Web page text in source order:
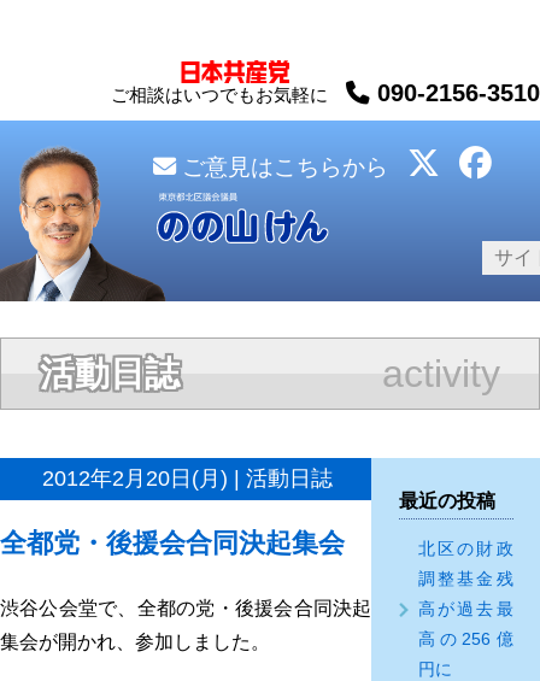
ご相談はいつでもお気軽に 090-2156-3510
ご意見はこちらから
活動日誌 activity
2012年2月20日(月) | 活動日誌
全都党・後援会合同決起集会
渋谷公会堂で、全都の党・後援会合同決起
集会が開かれ、参加しました。
最近の投稿
北区の財政
調整基金残
高が過去最
高の256億
円に